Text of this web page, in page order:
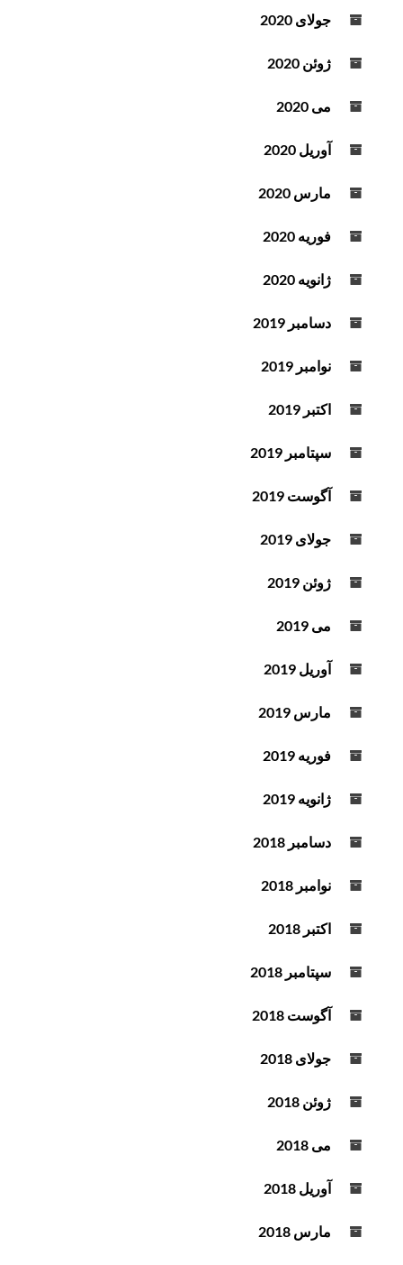
جولای 2020
ژوئن 2020
می 2020
آوریل 2020
مارس 2020
فوریه 2020
ژانویه 2020
دسامبر 2019
نوامبر 2019
اکتبر 2019
سپتامبر 2019
آگوست 2019
جولای 2019
ژوئن 2019
می 2019
آوریل 2019
مارس 2019
فوریه 2019
ژانویه 2019
دسامبر 2018
نوامبر 2018
اکتبر 2018
سپتامبر 2018
آگوست 2018
جولای 2018
ژوئن 2018
می 2018
آوریل 2018
مارس 2018